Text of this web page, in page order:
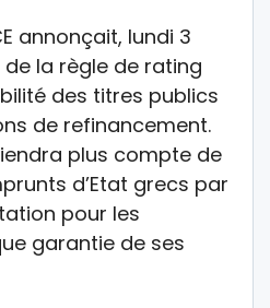
annonçait, lundi 3
la règle de rating
des titres publics
de refinancement.
plus compte de
d’Etat grecs par
pour les
garantie de ses